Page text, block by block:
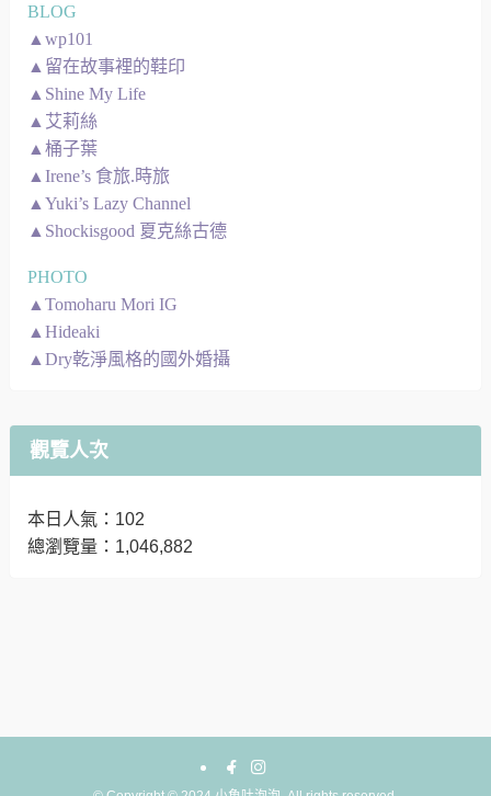
BLOG
▲wp101
▲留在故事裡的鞋印
▲Shine My Life
▲艾莉絲
▲桶子葉
▲Irene’s 食旅.時旅
▲Yuki’s Lazy Channel
▲Shockisgood 夏克絲古德
PHOTO
▲Tomoharu Mori IG
▲Hideaki
▲Dry乾淨風格的國外婚攝
觀覽人次
本日人氣：102
總瀏覽量：1,046,882